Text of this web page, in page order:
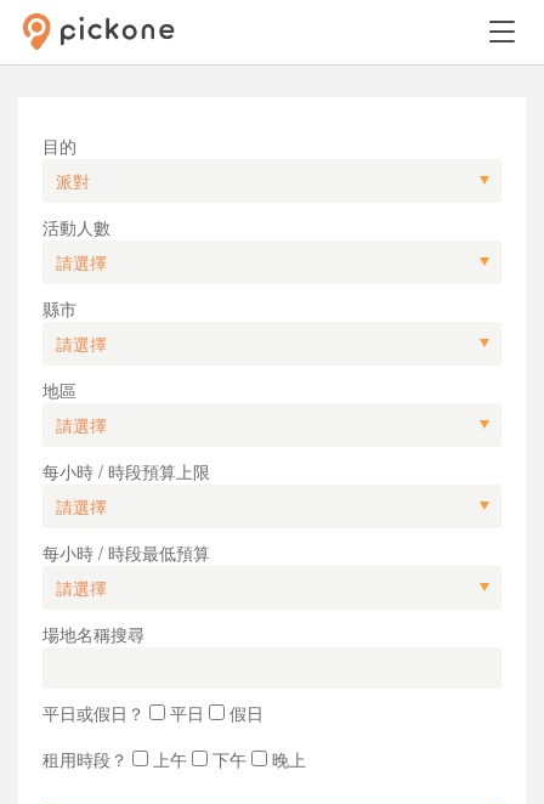
目的
活動人數
縣市
地區
每小時 / 時段預算上限
每小時 / 時段最低預算
場地名稱搜尋
平日或假日？ 平日
假日
租用時段？
上午 下午 晚上